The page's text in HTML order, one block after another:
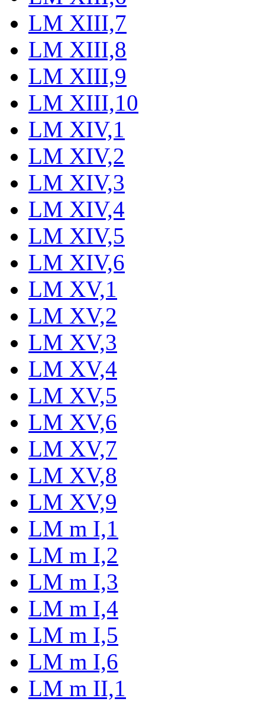
LM XIII,7
LM XIII,8
LM XIII,9
LM XIII,10
LM XIV,1
LM XIV,2
LM XIV,3
LM XIV,4
LM XIV,5
LM XIV,6
LM XV,1
LM XV,2
LM XV,3
LM XV,4
LM XV,5
LM XV,6
LM XV,7
LM XV,8
LM XV,9
LM m I,1
LM m I,2
LM m I,3
LM m I,4
LM m I,5
LM m I,6
LM m II,1